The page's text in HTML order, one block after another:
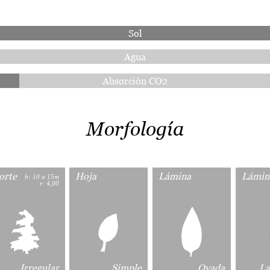
Sol
Agua
Absorción CO2
Morfología
h: 10 a 15m
r: 4,00
Irregular
Hoja
Simple
Lámina
Ovada